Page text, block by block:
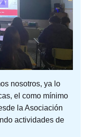
nosotros, ya lo
el como mínimo
la Asociación
actividades de